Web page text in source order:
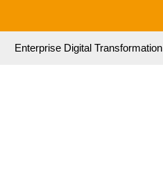
Enterprise Digital Transformation